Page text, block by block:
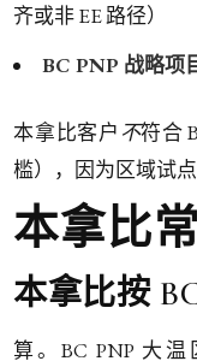
齐或非 EE 路径）
BC PNP 战略项
本拿比客户 不符合
槛），因为区域试点
本拿比
本拿比按
算。BC PNP 大